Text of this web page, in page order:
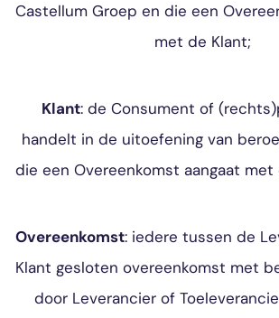
Castellum Groep en die een
met de Klant;
Klant: de Consument of
handelt in de uitoefening van
die een Overeenkomst aangaat met
Overeenkomst: iedere tussen de
Klant gesloten overeenkomst met
door Leverancier of